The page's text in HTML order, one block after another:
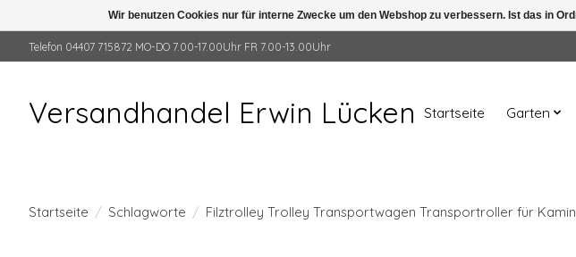
Telefon 04407 715872 MO-DO 7.00-17.00Uhr FR 7.00-13.00Uhr
Versandhandel Erwin Lücken Startseite Garten
Startseite / Schlagworte / Filztrolley Trolley Transportwagen Transportroller für
Wir benutzen Cookies nur für interne Zwecke um den Webshop zu verbessern. Ist das in